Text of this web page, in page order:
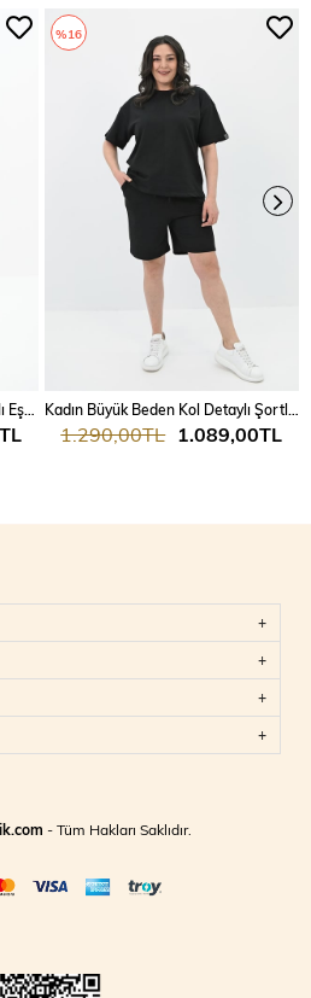
Kadın Büyük Beden Kol Detaylı Şortlu Takım 8101-24
1.089,00TL
1.290,00TL
%16
- Tüm Hakları Saklıdır.